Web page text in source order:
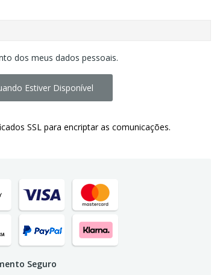
dos meus dados pessoais.
Estiver Disponível
SSL para encriptar as comunicações.
Seguro